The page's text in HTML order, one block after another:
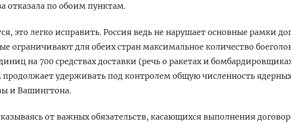
отказала по обоим пунктам.
это легко исправить. Россия ведь не нарушает основные рамки
ограничивают для обеих стран максимальное количество
на 700 средствах доставки (речь о ракетах и
удерживать под контролем общую численность
и Вашингтона.
от важных обязательств, касающихся выполнения